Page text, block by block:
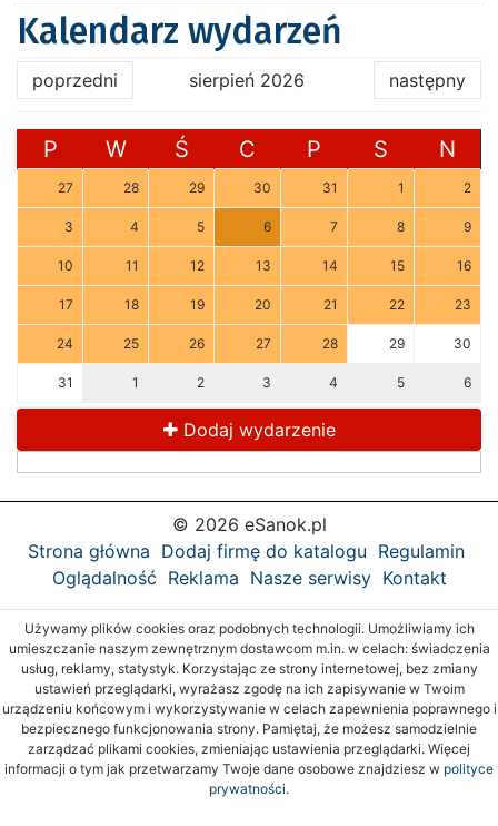
Kalendarz wydarzeń
poprzedni sierpień 2026 następny
P W Ś C P S N
27 28 29 30 31 1 2
3 4 5 6 7 8 9
10 11 12 13 14 15 16
17 18 19 20 21 22 23
24 25 26 27 28 29 30
31 1 2 3 4 5 6
Dodaj wydarzenie
© 2026 eSanok.pl
Strona główna Dodaj firmę do katalogu Regulamin
Oglądalność Reklama Nasze serwisy Kontakt
Używamy plików cookies oraz podobnych technologii. Umożliwiamy ich
umieszczanie naszym zewnętrznym dostawcom m.in. w celach: świadczenia
usług, reklamy, statystyk. Korzystając ze strony internetowej, bez zmiany
ustawień przeglądarki, wyrażasz zgodę na ich zapisywanie w Twoim
urządzeniu końcowym i wykorzystywanie w celach zapewnienia poprawnego i
bezpiecznego funkcjonowania strony. Pamiętaj, że możesz samodzielnie
zarządzać plikami cookies, zmieniając ustawienia przeglądarki. Więcej
informacji o tym jak przetwarzamy Twoje dane osobowe znajdziesz w polityce
prywatności.